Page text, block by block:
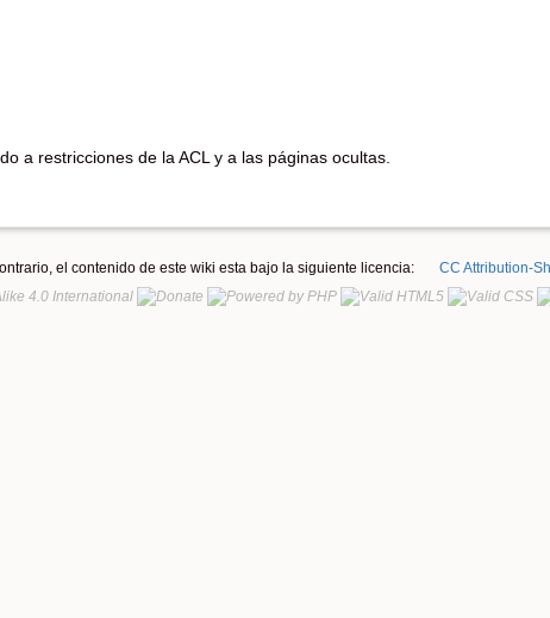
a restricciones de la ACL y a las páginas ocultas.
el contenido de este wiki esta bajo la siguiente licencia: CC Attribution-